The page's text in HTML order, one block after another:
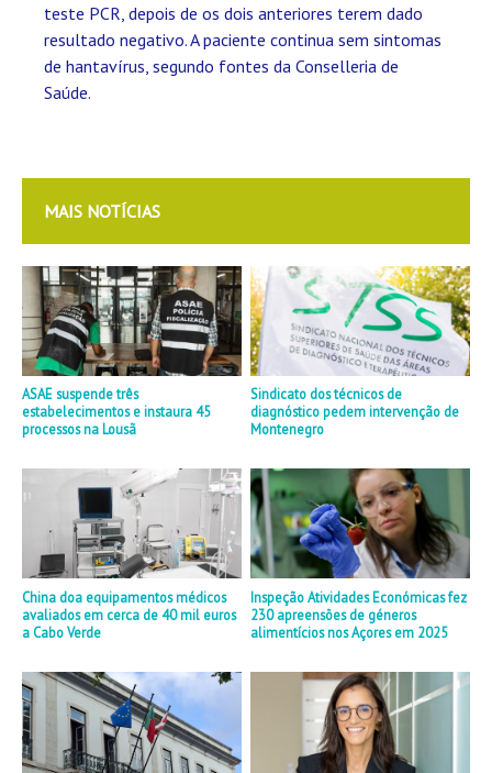
teste PCR, depois de os dois anteriores terem dado
resultado negativo. A paciente continua sem sintomas
de hantavírus, segundo fontes da Conselleria de
Saúde.
MAIS NOTÍCIAS
ASAE suspende três
estabelecimentos e instaura 45
processos na Lousã
Sindicato dos técnicos de
diagnóstico pedem intervenção de
Montenegro
China doa equipamentos médicos
avaliados em cerca de 40 mil euros
a Cabo Verde
Inspeção Atividades Económicas fez
230 apreensões de géneros
alimentícios nos Açores em 2025